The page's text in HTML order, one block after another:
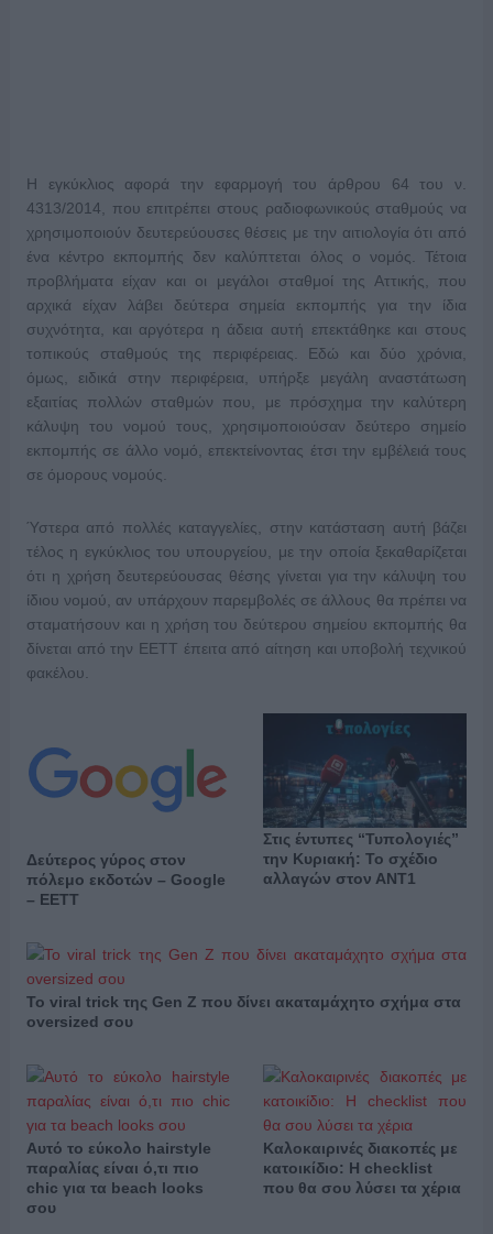
Η εγκύκλιος αφορά την εφαρμογή του άρθρου 64 του ν.
4313/2014, που επιτρέπει στους ραδιοφωνικούς σταθμούς να
χρησιμοποιούν δευτερεύουσες θέσεις με την αιτιολογία ότι από
ένα κέντρο εκπομπής δεν καλύπτεται όλος ο νομός. Τέτοια
προβλήματα είχαν και οι μεγάλοι σταθμοί της Αττικής, που
αρχικά είχαν λάβει δεύτερα σημεία εκπομπής για την ίδια
συχνότητα, και αργότερα η άδεια αυτή επεκτάθηκε και στους
τοπικούς σταθμούς της περιφέρειας. Εδώ και δύο χρόνια,
όμως, ειδικά στην περιφέρεια, υπήρξε μεγάλη αναστάτωση
εξαιτίας πολλών σταθμών που, με πρόσχημα την καλύτερη
κάλυψη του νομού τους, χρησιμοποιούσαν δεύτερο σημείο
εκπομπής σε άλλο νομό, επεκτείνοντας έτσι την εμβέλειά τους
σε όμορους νομούς.
Ύστερα από πολλές καταγγελίες, στην κατάσταση αυτή βάζει
τέλος η εγκύκλιος του υπουργείου, με την οποία ξεκαθαρίζεται
ότι η χρήση δευτερεύουσας θέσης γίνεται για την κάλυψη του
ίδιου νομού, αν υπάρχουν παρεμβολές σε άλλους θα πρέπει να
σταματήσουν και η χρήση του δεύτερου σημείου εκπομπής θα
δίνεται από την ΕΕΤΤ έπειτα από αίτηση και υποβολή τεχνικού
φακέλου.
Δεύτερος γύρος στον
πόλεμο εκδοτών – Google
– ΕΕΤΤ
Στις έντυπες “Τυπολογιές”
την Κυριακή: Το σχέδιο
αλλαγών στον ΑΝΤ1
Το viral trick της Gen Z που δίνει ακαταμάχητο σχήμα στα
oversized σου
Αυτό το εύκολο hairstyle
παραλίας είναι ό,τι πιο
chic για τα beach looks
σου
Καλοκαιρινές διακοπές με
κατοικίδιο: Η checklist
που θα σου λύσει τα χέρια